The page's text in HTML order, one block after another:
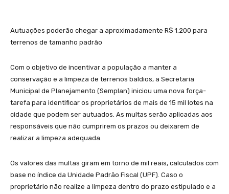
Autuações poderão chegar a aproximadamente R$ 1.200 para
terrenos de tamanho padrão
Com o objetivo de incentivar a população a manter a
conservação e a limpeza de terrenos baldios, a Secretaria
Municipal de Planejamento (Semplan) iniciou uma nova força-
tarefa para identificar os proprietários de mais de 15 mil lotes na
cidade que podem ser autuados. As multas serão aplicadas aos
responsáveis que não cumprirem os prazos ou deixarem de
realizar a limpeza adequada.
Os valores das multas giram em torno de mil reais, calculados com
base no índice da Unidade Padrão Fiscal (UPF). Caso o
proprietário não realize a limpeza dentro do prazo estipulado e a